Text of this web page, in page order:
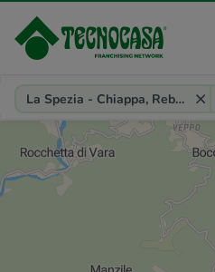
Provincia, comune, zona, riferimento
La Spezia - Chiappa, Rebocco, Pegazzano, Fossitermi